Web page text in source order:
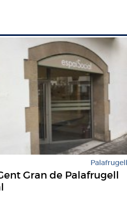
Palafrugell
Gran de Palafrugell